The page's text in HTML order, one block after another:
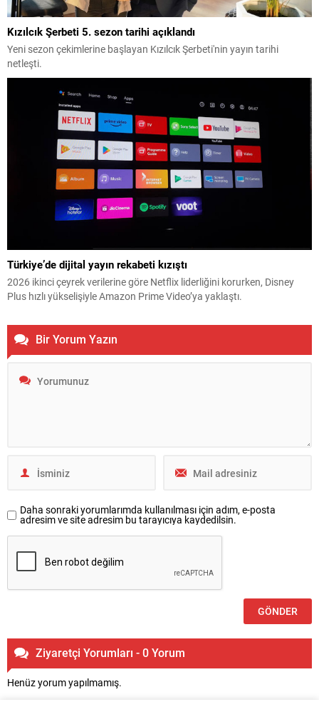
Kızılcık Şerbeti 5. sezon tarihi açıklandı
Yeni sezon çekimlerine başlayan Kızılcık Şerbeti'nin yayın tarihi
netleşti.
Türkiye’de dijital yayın rekabeti kızıştı
2026 ikinci çeyrek verilerine göre Netflix liderliğini korurken, Disney
Plus hızlı yükselişiyle Amazon Prime Video’ya yaklaştı.
Bir Yorum Yazın
Daha sonraki yorumlarımda kullanılması için adım, e-posta
adresim ve site adresim bu tarayıcıya kaydedilsin.
Ziyaretçi Yorumları - 0 Yorum
Henüz yorum yapılmamış.